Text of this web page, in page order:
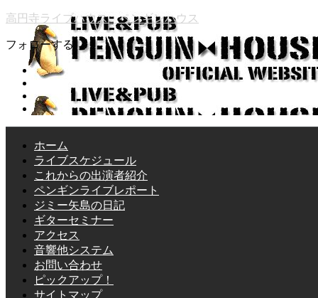
高円寺ライブハウス ペンギンハウス
フォローする
ホーム
ライブスケジュール
これからの出演者紹介
ペンギンライブレポート
ジミー矢島の日記
ギターセミナー
アクセス
音響他システム
お問い合わせ
ピックアップ！
サイトマップ